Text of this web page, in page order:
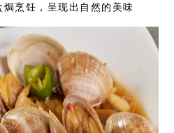
烹饪，呈现出自然的美味